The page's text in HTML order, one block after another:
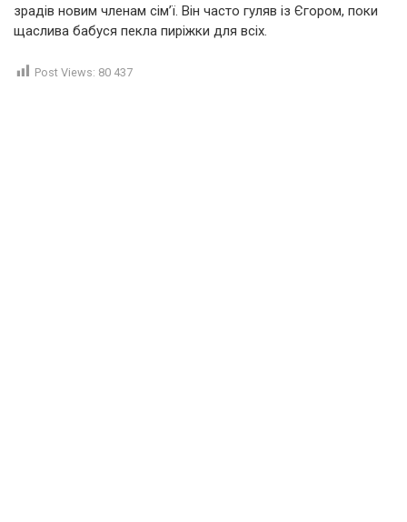
зрадів новим членам сім’ї. Він часто гуляв із Єгором, поки
щаслива бабуся пекла пиріжки для всіх.
Post Views: 80 437